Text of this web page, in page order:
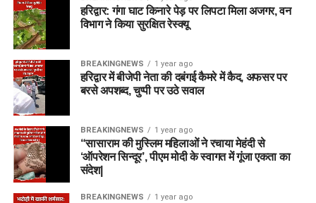
हरिद्वार: गंगा घाट किनारे पेड़ पर लिपटा मिला अजगर, वन
विभाग ने किया सुरक्षित रेस्क्यू
BREAKINGNEWS 1 year ago
हरिद्वार में बीजेपी नेता की दबंगई कैमरे में कैद, अफसर पर
बरसे अपशब्द, चुप्पी पर उठे सवाल
BREAKINGNEWS 1 year ago
“सासाराम की मुस्लिम महिलाओं ने रचाया मेहंदी से
‘ऑपरेशन सिन्दूर’, पीएम मोदी के स्वागत में गूंजा एकता का
संदेश|
BREAKINGNEWS 1 year ago